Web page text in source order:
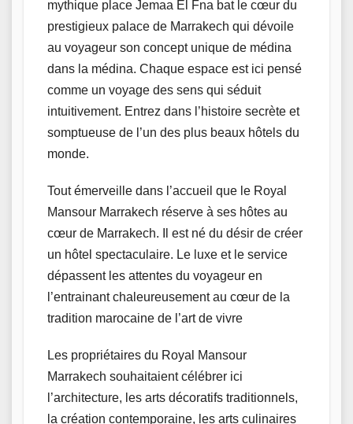
mythique place Jemaa El Fna bat le cœur du
prestigieux palace de Marrakech qui dévoile
au voyageur son concept unique de médina
dans la médina. Chaque espace est ici pensé
comme un voyage des sens qui séduit
intuitivement. Entrez dans l’histoire secrète et
somptueuse de l’un des plus beaux hôtels du
monde.
Tout émerveille dans l’accueil que le Royal
Mansour Marrakech réserve à ses hôtes au
cœur de Marrakech. Il est né du désir de créer
un hôtel spectaculaire. Le luxe et le service
dépassent les attentes du voyageur en
l’entrainant chaleureusement au cœur de la
tradition marocaine de l’art de vivre
Les propriétaires du Royal Mansour
Marrakech souhaitaient célébrer ici
l’architecture, les arts décoratifs traditionnels,
la création contemporaine, les arts culinaires